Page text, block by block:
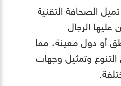
تميل الصحافة التقنية
عليها الرجال
أو دول معينة، مما
وتمثيل وجهات